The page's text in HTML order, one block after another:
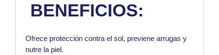
BENEFICIOS:
Ofrece protección contra el sol, previene arrugas y
nutre la piel.